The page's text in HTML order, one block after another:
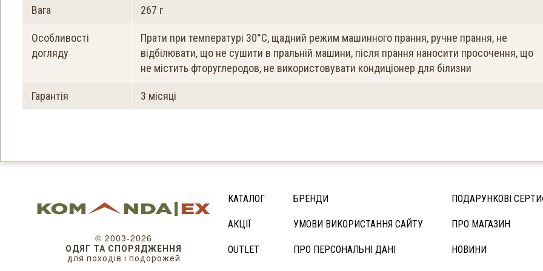
Вага 267 г
Особливості
догляду
Прати при температурі 30°C, щадний режим машинного прання, ручне прання, не
відбілювати, що не сушити в пральній машини, після прання наносити просочення, що
не містить фторуглеродов, не використовувати кондиціонер для білизни
Гарантія 3 місяці
© 2003-2026
ОДЯГ ТА СПОРЯДЖЕННЯ
для походів і подорожей
КАТАЛОГ
АКЦІЇ
OUTLET
БРЕНДИ
УМОВИ ВИКОРИСТАННЯ САЙТУ
ПРО ПЕРСОНАЛЬНІ ДАНІ
ПОДАРУНКОВІ
ПРО МАГАЗИН
НОВИНИ